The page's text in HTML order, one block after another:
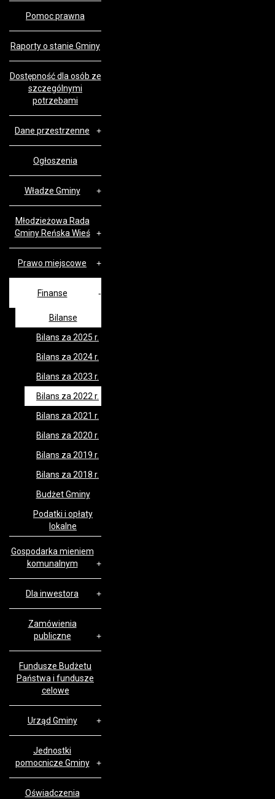
Pomoc prawna
Raporty o stanie Gminy
Dostępność dla osób ze
szczególnymi
potrzebami
Dane przestrzenne
Ogłoszenia
Władze Gminy
Młodzieżowa Rada
Gminy Reńska Wieś
Prawo miejscowe
Finanse
Bilanse
Bilans za 2025 r.
Bilans za 2024 r.
Bilans za 2023 r.
Bilans za 2022 r.
Bilans za 2021 r.
Bilans za 2020 r.
Bilans za 2019 r.
Bilans za 2018 r.
Budżet Gminy
Podatki i opłaty
lokalne
Gospodarka mieniem
komunalnym
Dla inwestora
Zamówienia
publiczne
Fundusze Budżetu
Państwa i fundusze
celowe
Urząd Gminy
Jednostki
pomocnicze Gminy
Oświadczenia